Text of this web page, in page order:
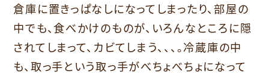
倉庫に置きっぱなしになってしまったり、部屋の
中でも、食べかけのものが、いろんなところに隠
されてしまって、カビてしまう、、、。冷蔵庫の中
も、取っ手という取っ手がべちょべちょになって